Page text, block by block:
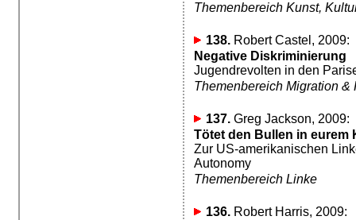
Themenbereich Kunst,
138.Robert Castel, 2009:
Negative Diskriminierung
Jugendrevolten in den
Themenbereich Migration &
137.Greg Jackson, 2009:
Tötet den Bullen in eurem
Zur US-amerikanischen
Autonomy
Themenbereich Linke
136.Robert Harris, 2009: